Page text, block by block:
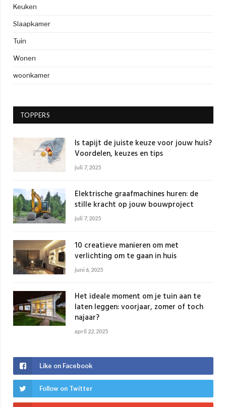
Keuken
Slaapkamer
Tuin
Wonen
woonkamer
TOPPERS
Is tapijt de juiste keuze voor jouw huis?
Voordelen, keuzes en tips
juli 7, 2025
Elektrische graafmachines huren: de
stille kracht op jouw bouwproject
juli 7, 2025
10 creatieve manieren om met
verlichting om te gaan in huis
juni 6, 2025
Het ideale moment om je tuin aan te
laten leggen: voorjaar, zomer of toch
najaar?
april 22, 2025
Like on Facebook
Follow on Twitter